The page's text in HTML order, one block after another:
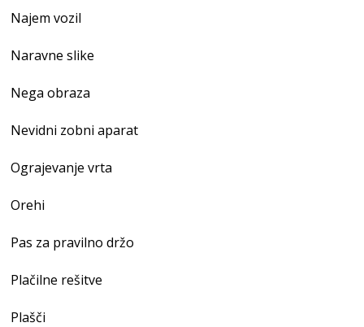
Najem vozil
Naravne slike
Nega obraza
Nevidni zobni aparat
Ograjevanje vrta
Orehi
Pas za pravilno držo
Plačilne rešitve
Plašči